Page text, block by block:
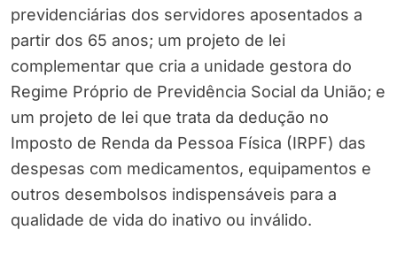
previdenciárias dos servidores aposentados a
partir dos 65 anos; um projeto de lei
complementar que cria a unidade gestora do
Regime Próprio de Previdência Social da União; e
um projeto de lei que trata da dedução no
Imposto de Renda da Pessoa Física (IRPF) das
despesas com medicamentos, equipamentos e
outros desembolsos indispensáveis para a
qualidade de vida do inativo ou inválido.